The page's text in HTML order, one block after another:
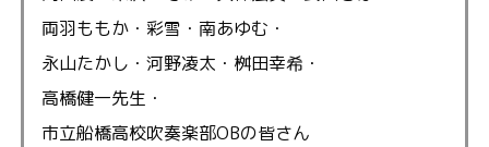
両羽ももか・彩雪・南あゆむ・
永山たかし・河野凌太・桝田幸希・
高橋健一先生・
市立船橋高校吹奏楽部OBの皆さん